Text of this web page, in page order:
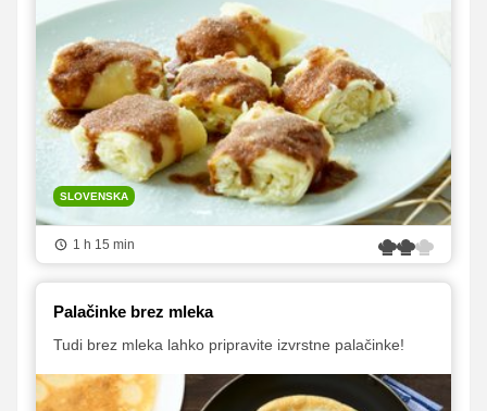
SLOVENSKA
1 h 15 min
Palačinke brez mleka
Tudi brez mleka lahko pripravite izvrstne palačinke!